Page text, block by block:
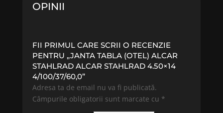
OPINII
FII PRIMUL CARE SCRII O RECENZIE
PENTRU „JANTA TABLA (OTEL) ALCAR
STAHLRAD ALCAR STAHLRAD 4.50×14
4/100/37/60,0”
Adresa ta de email nu va fi publicată.
Câmpurile obligatorii sunt marcate cu *